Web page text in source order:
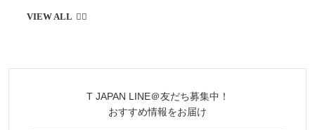
T JAPAN LINE＠友だち募集中！
おすすめ情報をお届け